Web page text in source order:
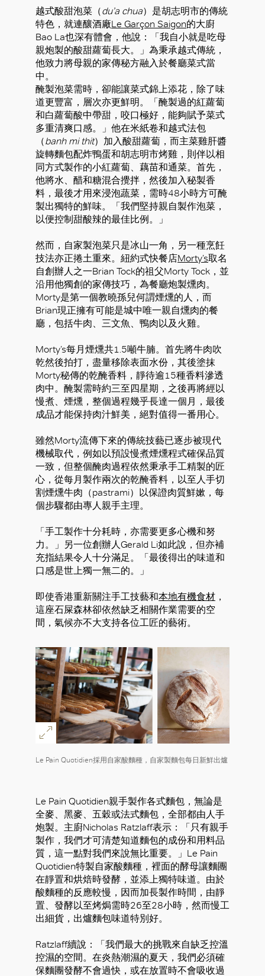
越式酸甜泡菜（du’a chua）是胡志明市的傳統
特色，就連釀酒廠Le Garçon Saigon的大廚
Bao La也深有體會，他說：「我自小就是吃母
親炮製的酸甜蘿蔔長大。」為秉承越式傳統，
他致力將母親的家傳秘方融入於餐廳菜式當
中。
醃製泡菜需時，卻能讓菜式錦上添花，除了味
道更豐富，層次亦更鮮明。「醃製過的紅蘿蔔
和白蘿蔔酸中帶甜，咬口極好，能夠賦予菜式
多重清爽口感。」他在米紙卷和越式法包
（banh mi thit）加入酸甜蘿蔔，而主菜雞肝醬
旋轉麵包配炸鴨蛋和胡志明市烤雞，則伴以相
同方式製作的小紅蘿蔔、藕苗和通菜。首先，
他將水、醋和糖混合攪拌，然後加入秘製香
料，最後才用來浸泡蔬菜，需時48小時方可醃
製出獨特的鮮味。「我們堅持親自製作泡菜，
以便控制甜酸辣的最佳比例。」
然而，自家製泡菜只是冰山一角，另一種烹飪
技法亦正捲土重來。紐約式快餐店Morty’s取名
自創辦人之一Brian Tock的祖父Morty Tock，並
沿用他獨創的家傳技巧，為餐廳炮製燻肉。
Morty是第一個教曉孫兒何謂煙燻的人，而
Brian現正擁有可能是城中唯一親自燻肉的餐
廳，包括牛肉、三文魚、鴨肉以及火雞。
Morty’s每月煙燻共1.5噸牛腩。首先將牛肉吹
乾然後拍打，盡量移除表面水份，其後塗抹
Morty秘傳的乾醃香料，靜待逾15種香料滲透
肉中。醃製需時約三至四星期，之後再將經以
慢煮、煙燻，整個過程幾乎長達一個月，最後
成品才能保持肉汁鮮美，絕對值得一番用心。
雖然Morty流傳下來的傳統技藝已逐步被現代
機械取代，例如以預設慢煮煙燻程式確保品質
一致，但整個醃肉過程依然秉承手工精製的匠
心，從每月製作兩次的乾醃香料，以至人手切
割煙燻牛肉（pastrami）以保證肉質鮮嫰，每
個步驟都由專人親手主理。
「手工製作十分耗時，亦需要更多心機和努
力。」另一位創辦人Gerald Li如此說，但亦補
充指結果令人十分滿足。「最後得出的味道和
口感是世上獨一無二的。」
即使香港重新關注手工技藝和本地有機食材 ，
這座石屎森林卻依然缺乏相關作業需要的空
間，氣候亦不大支持各位工匠的藝術。
Le Pain Quotidien採用自家酸麵種，自家製麵包每日新鮮出爐
Le Pain Quotidien親手製作各式麵包，無論是
全麥、黑麥、五穀或法式麵包，全部都由人手
炮製。主廚Nicholas Ratzlaff表示：「只有親手
製作，我們才可清楚知道麵包的成份和用料品
質，這一點對我們來說無比重要。」Le Pain
Quotidien特製自家酸麵種，裡面的酵母讓麵團
在靜置和烘焙時發酵，並添上獨特味道。由於
酸麵種的反應較慢，因而加長製作時間，由靜
置、發酵以至烤焗需時26至28小時，然而慢工
出細貨，出爐麵包味道特別好。
Ratzlaff續說：「我們最大的挑戰來自缺乏控溫
控濕的空間。在炎熱潮濕的夏天，我們必須確
保麵團發酵不會過快，或在放置時不會吸收過